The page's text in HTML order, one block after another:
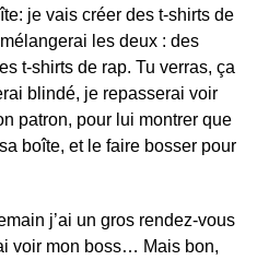
je vais créer des t-shirts de
les deux : des
t-shirts de rap. Tu verras, ça
blindé, je repasserai voir
patron, pour lui montrer que
boîte, et le faire bosser pour
j’ai un gros rendez-vous
voir mon boss… Mais bon,